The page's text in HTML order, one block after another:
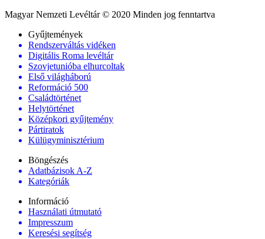
Magyar Nemzeti Levéltár © 2020 Minden jog fenntartva
Gyűjtemények
Rendszerváltás vidéken
Digitális Roma levéltár
Szovjetunióba elhurcoltak
Első világháború
Reformáció 500
Családtörténet
Helytörténet
Középkori gyűjtemény
Pártiratok
Külügyminisztérium
Böngészés
Adatbázisok A-Z
Kategóriák
Információ
Használati útmutató
Impresszum
Keresési segítség